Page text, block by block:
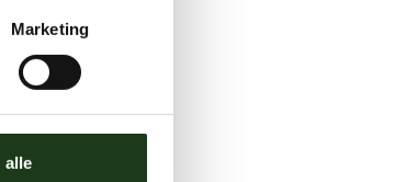
Marketing
alle
assistance.